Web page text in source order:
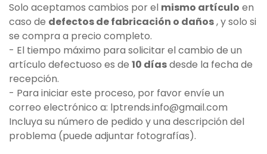
Solo aceptamos cambios por el mismo artículo en
caso de defectos de fabricación o daños, y solo si
se compra a precio completo.
- El tiempo máximo para solicitar el cambio de un
artículo defectuoso es de 10 díasdesde la fecha de
recepción.
- Para iniciar este proceso, por favor envíe un
correo electrónico a: lptrends.info@gmail.com
Incluya su número de pedido y una descripción del
problema (puede adjuntar fotografías).